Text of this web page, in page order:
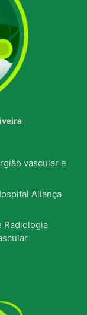
vascular e
Aliança
Radiologia